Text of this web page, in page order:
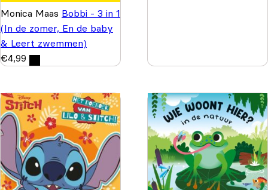
Monica Maas Bobbi - 3 in 1
(In de zomer, En de baby
& Leert zwemmen)
€4,99